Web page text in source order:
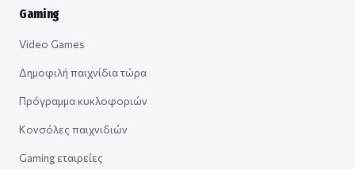
Gaming
Video Games
Δημοφιλή παιχνίδια τώρα
Πρόγραμμα κυκλοφοριών
Κονσόλες παιχνιδιών
Gaming εταιρείες